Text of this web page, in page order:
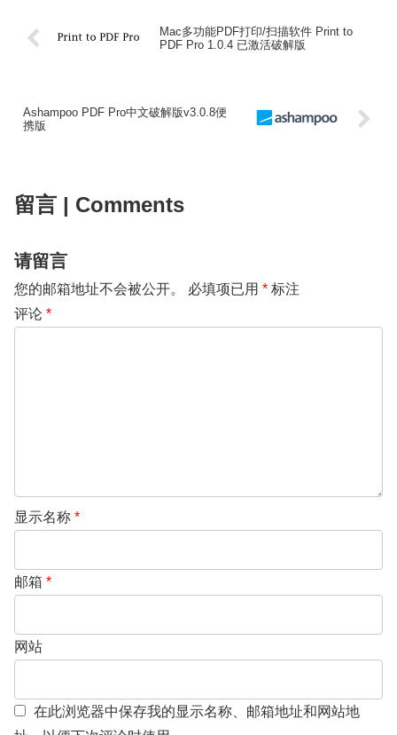
Mac多功能PDF打印/扫描软件 Print to
PDF Pro 1.0.4 已激活破解版
Ashampoo PDF Pro中文破解版v3.0.8便
携版
留言 | Comments
请留言
您的邮箱地址不会被公开。 必填项已用 * 标注
评论 *
显示名称 *
邮箱 *
网站
在此浏览器中保存我的显示名称、邮箱地址和网站地